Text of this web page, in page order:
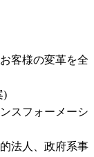
客様の変革を全
)
スフォーメーシ
法人、政府系事